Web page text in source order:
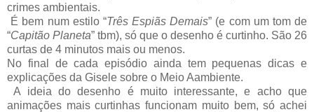
crimes ambientais.
É bem num estilo “Três Espiãs Demais” (e com um tom de
“Capitão Planeta” tbm), só que o desenho é curtinho. São 26
curtas de 4 minutos mais ou menos.
No final de cada episódio ainda tem pequenas dicas e
explicações da Gisele sobre o Meio Aambiente.
A ideia do desenho é muito interessante, e acho que
animações mais curtinhas funcionam muito bem, só achei